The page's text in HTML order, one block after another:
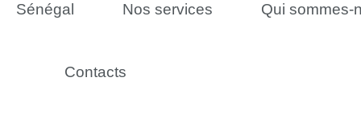
Sénégal Nos services Qui sommes-
Contacts